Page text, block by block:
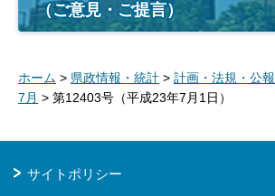
（ご意見・ご提言）
ホーム > 県政情報・統計 > 計画・法規・公報
7月 > 第12403号（平成23年7月1日）
サイトポリシー